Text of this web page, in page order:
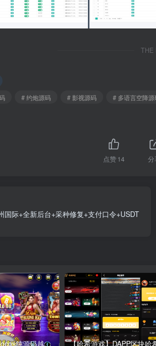
THE
# 约炮源码 # 影视源码 # 多语言空降源
点赞14 分
国际+全新后台+采种修复+支付口令+USDT
【海外游戏】Cocos纯源码越南语电玩拉霸捕鱼游戏3套UI/带控制/视频教程